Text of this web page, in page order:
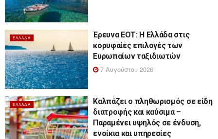
ΕΛΛΆΔΑ
Έρευνα ΕΟΤ: Η Ελλάδα στις
κορυφαίες επιλογές των
Ευρωπαίων ταξιδιωτών
7 Αυγούστου 2026
ΕΛΛΆΔΑ
Καλπάζει ο πληθωρισμός σε είδη
διατροφής και καύσιμα –
Παραμένει υψηλός σε ένδυση,
ενοίκια και υπηρεσίες